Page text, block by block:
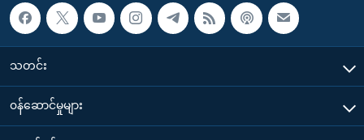
သတင်း
၀န်ဆောင်မှုများ